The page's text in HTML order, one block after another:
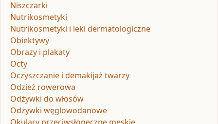
Niszczarki
Nutrikosmetyki
Nutrikosmetyki i leki dermatologiczne
Obiektywy
Obrazy i plakaty
Octy
Oczyszczanie i demakijaż twarzy
Odzież rowerowa
Odżywki do włosów
Odżywki węglowodanowe